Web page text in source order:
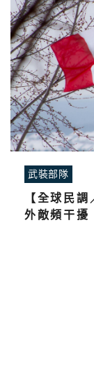
武裝部隊
【全球民
外敵頻干擾